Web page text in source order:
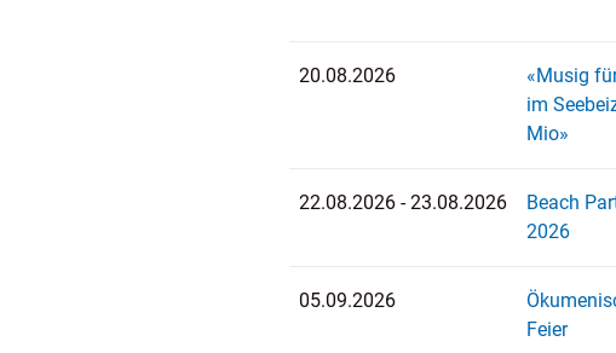
20.08.2026
«Musig
im
Mio»
22.08.2026 - 23.08.2026
Beach
2026
05.09.2026
Feier